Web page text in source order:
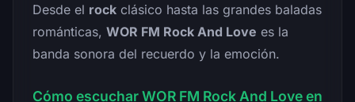
Desde el rock clásico hasta las grandes baladas
románticas, WOR FM Rock And Love es la
banda sonora del recuerdo y la emoción.
Cómo escuchar WOR FM Rock And Love en